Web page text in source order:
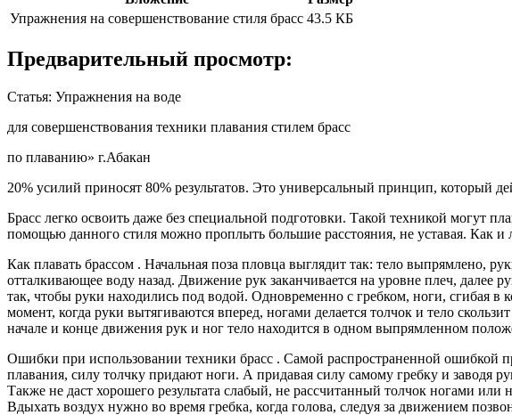
Упражнения на совершенствование стиля брасс 43.5 КБ
Предварительный просмотр:
Статья: Упражнения на воде
для совершенствования техники плавания стилем брасс
по плаванию» г.Абакан
20% усилий приносят 80% результатов. Это универсальный принцип, который
Брасс легко освоить даже без специальной подготовки. Такой техникой могут
помощью данного стиля можно проплыть большие расстояния, не уставая. Как
Как плавать брассом . Начальная поза пловца выглядит так: тело выпрямлено,
отталкивающее воду назад. Движение рук заканчивается на уровне плеч, далее
так, чтобы руки находились под водой. Одновременно с гребком, ноги, сгибая
момент, когда руки вытягиваются вперед, ногами делается толчок и тело
начале и конце движения рук и ног тело находится в одном выпрямленном
Ошибки при использовании техники брасс . Самой распространенной ошибкой
плавания, силу толчку придают ноги. А придавая силу самому гребку и заводя
Также не даст хорошего результата слабый, не рассчитанный толчок ногами
Вдыхать воздух нужно во время гребка, когда голова, следуя за движением